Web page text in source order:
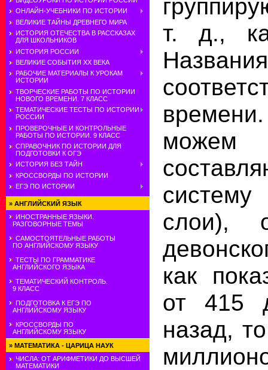
ОНЛАЙН-УЧЕБНИКИ ПО ИСТОРИИ
ВЕЛИКИЕ ТАЙНЫ ДРЕВНЕГО МИРА
ИСТОРИЯ ОТЕЧЕСТВА В РАССКАЗАХ
ДЛЯ ШКОЛЬНИКОВ
ИСТОРИЯ РОССИИ
ВЕЛИКИЕ СОБЫТИЯ ХХ ВЕКА
РАБОЧИЕ МАТЕРИАЛЫ К УРОКАМ
ИСТОРИИ
ТВОРЧЕСКИЕ РАБОТЫ ПО ИСТОРИИ
НОВОГО ВРЕМЕНИ. 7 КЛАСС
ТЕМАТИЧЕСКИЕ ТЕСТЫ ПО ИСТОРИИ
РОССИИ
ПРОВЕРОЧНЫЕ И КОНТРОЛЬНЫЕ
РАБОТЫ ПО ИСТОРИИ. 9 КЛАСС
СПРАВОЧНИК ПО ИСТОРИИ ДЛЯ
ПОДГОТОВКИ К ОГЭ
ИСТОРИЯ БЕЗ ТАЙН
КРОССВОРДЫ ПО ИСТОРИИ
ЕГЭ ПО ИСТОРИИ
» АНГЛИЙСКИЙ ЯЗЫК
ИНОСТРАННЫЕ ЯЗЫКИ.
РАЗГОВОРНЫЕ ТЕМЫ
САМОСТОЯТЕЛЬНЫЕ РАБОТЫ
ПО АНГЛИЙСКОМУ ЯЗЫКУ
ТЕСТЫ ПО ГРАММАТИКЕ
АНГЛИЙСКОГО ЯЗЫКА
ТЕМАТИЧЕСКИЙ КОНТРОЛЬ.
9 КЛАСС
ПОДГОТОВКА К ЕГЭ ПО
АНГЛИЙСКОМУ ЯЗЫКУ
КРОССВОРДЫ ПО
АНГЛИЙСКОМУ ЯЗЫКУ
» МАТЕМАТИКА - ЦАРИЦА НАУК
ЧИСЛА: ОТ АРИФМЕТИКИ ДО ВЫСШЕЙ
МАТЕМАТИКИ
т. д.,
можем
слои),
как
от 415
назад,